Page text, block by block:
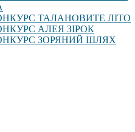
ТАЛАНОВИТЕ ЛІТО
АЛЕЯ ЗІРОК
ЗОРЯНИЙ ШЛЯХ